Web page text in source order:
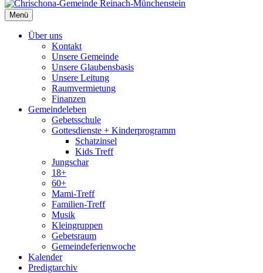
Menü
Über uns
Kontakt
Unsere Gemeinde
Unsere Glaubensbasis
Unsere Leitung
Raumvermietung
Finanzen
Gemeindeleben
Gebetsschule
Gottesdienste + Kinderprogramm
Schatzinsel
Kids Treff
Jungschar
18+
60+
Mami-Treff
Familien-Treff
Musik
Kleingruppen
Gebetsraum
Gemeindeferienwoche
Kalender
Predigtarchiv